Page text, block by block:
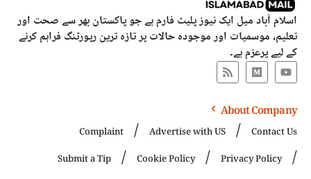
اسلام آباد میل ایک نیوز پلیٹ فارم ہے جو پاکستان بھر سے صحت اور
تعلیم، موسمیات اور موجودہ حالات پر تازہ ترین رپورٹنگ فراہم کرنے
کے لیے پرعزم ہے۔
About Company
Contact Us
Advertise with US
Complaint
Privacy Policy
Cookie Policy
Submit a Tip